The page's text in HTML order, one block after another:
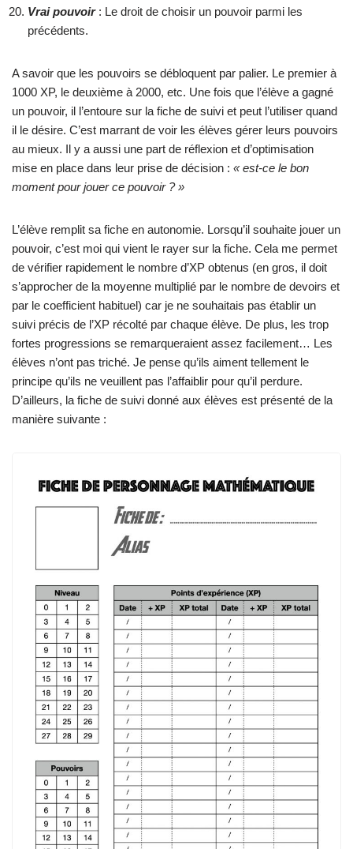
Vrai pouvoir: Le droit de choisir un pouvoir parmi les
précédents.
A savoir que les pouvoirs se débloquent par palier. Le premier à
1000 XP, le deuxième à 2000, etc. Une fois que l’élève a gagné
un pouvoir, il l’entoure sur la fiche de suivi et peut l’utiliser quand
il le désire. C’est marrant de voir les élèves gérer leurs pouvoirs
au mieux. Il y a aussi une part de réflexion et d’optimisation
mise en place dans leur prise de décision : « est-ce le bon
moment pour jouer ce pouvoir ? »
L’élève remplit sa fiche en autonomie. Lorsqu’il souhaite jouer un
pouvoir, c’est moi qui vient le rayer sur la fiche. Cela me permet
de vérifier rapidement le nombre d’XP obtenus (en gros, il doit
s’approcher de la moyenne multiplié par le nombre de devoirs et
par le coefficient habituel) car je ne souhaitais pas établir un
suivi précis de l’XP récolté par chaque élève. De plus, les trop
fortes progressions se remarqueraient assez facilement… Les
élèves n’ont pas triché. Je pense qu’ils aiment tellement le
principe qu’ils ne veuillent pas l’affaiblir pour qu’il perdure.
D’ailleurs, la fiche de suivi donné aux élèves est présenté de la
manière suivante :